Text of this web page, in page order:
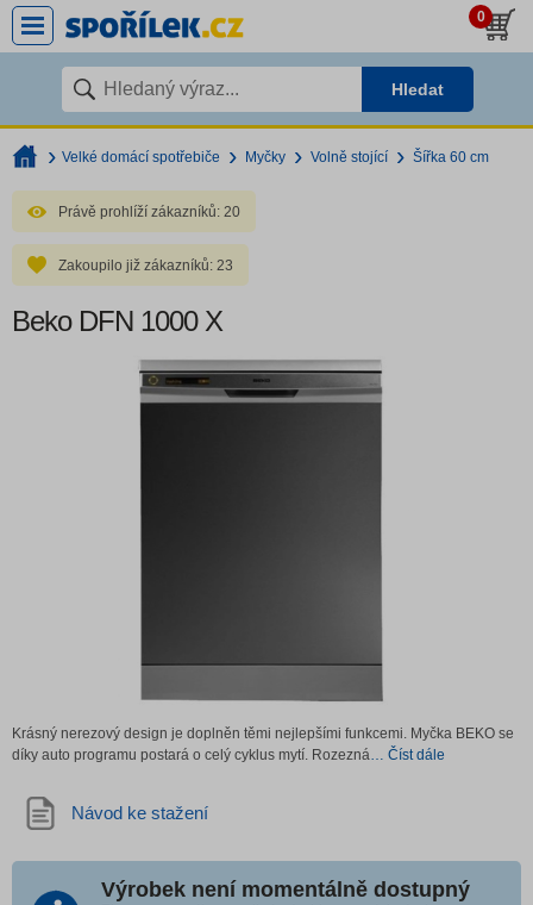
0
Hledat
Velké domácí spotřebiče Myčky Volně stojící Šířka 60 cm
Právě prohlíží zákazníků: 20
Zakoupilo již zákazníků: 23
Beko DFN 1000 X
Krásný nerezový design je doplněn těmi nejlepšími funkcemi. Myčka BEKO se
díky auto programu postará o celý cyklus mytí. Rozezná… Číst dále
Návod ke stažení
Výrobek není momentálně dostupný